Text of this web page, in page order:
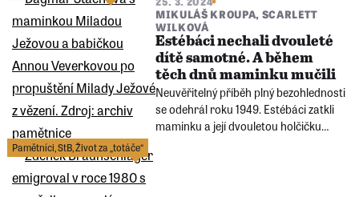
životním etapám před rokem 1989
staví? Poslouchejte další díl podcastu
Století příběhů.
MIKULÁŠ KROUPA, SCARLETT
WILKOVÁ
Estébáci nechali dvouleté
dítě samotné. A během
těch dnů maminku mučili
Neuvěřitelný příběh plný bezohlednosti
se odehrál roku 1949. Estébáci zatkli
maminku a její dvouletou holčičku
Pamětníci,StB,Život za „totáče“